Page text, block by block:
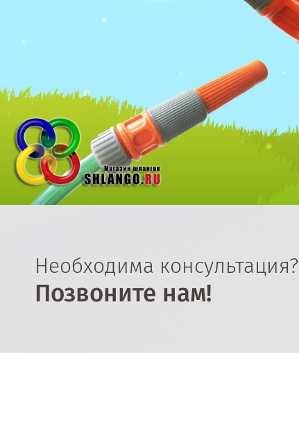
Необходима консультация?
Позвоните нам!